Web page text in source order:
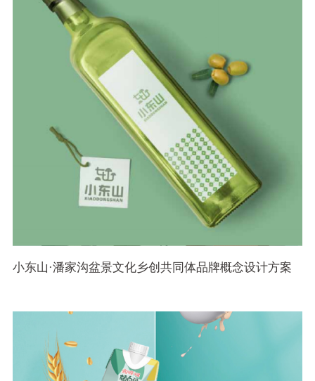
小东山·潘家沟盆景文化乡创共同体品牌概念设计方案